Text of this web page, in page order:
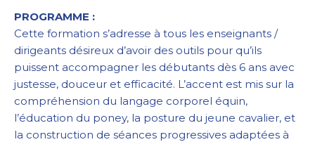
PROGRAMME :
Cette formation s’adresse à tous les enseignants /
dirigeants désireux d’avoir des outils pour qu’ils
puissent accompagner les débutants dès 6 ans avec
justesse, douceur et efficacité. L’accent est mis sur la
compréhension du langage corporel équin,
l’éducation du poney, la posture du jeune cavalier, et
la construction de séances progressives adaptées à